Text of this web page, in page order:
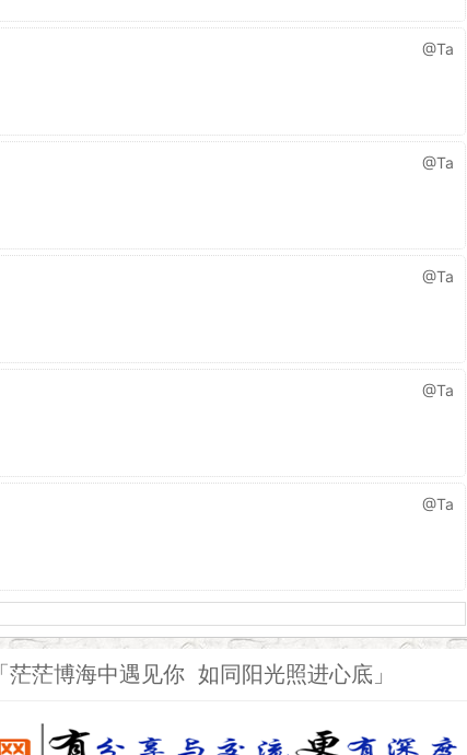
@Ta
@Ta
@Ta
@Ta
@Ta
「茫茫博海中遇见你 如同阳光照进心底」